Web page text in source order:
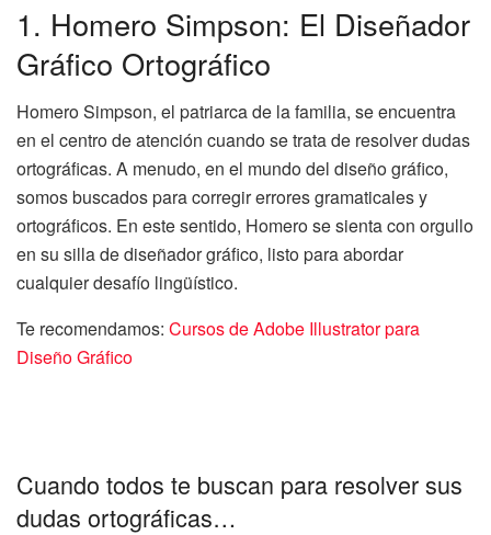
1. Homero Simpson: El Diseñador
Gráfico Ortográfico
Homero Simpson, el patriarca de la familia, se encuentra
en el centro de atención cuando se trata de resolver dudas
ortográficas. A menudo, en el mundo del diseño gráfico,
somos buscados para corregir errores gramaticales y
ortográficos. En este sentido, Homero se sienta con orgullo
en su silla de diseñador gráfico, listo para abordar
cualquier desafío lingüístico.
Te recomendamos: Cursos de Adobe Illustrator para
Diseño Gráfico
Cuando todos te buscan para resolver sus
dudas ortográficas…